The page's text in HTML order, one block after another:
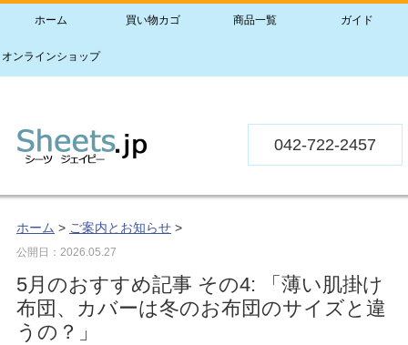
ホーム 買い物カゴ 商品一覧 ガイド
オンラインショップ
042-722-2457
ホーム > ご案内とお知らせ >
公開日： 2026.05.27
5月のおすすめ記事 その4: 「薄い肌掛け
布団、カバーは冬のお布団のサイズと違
うの？」